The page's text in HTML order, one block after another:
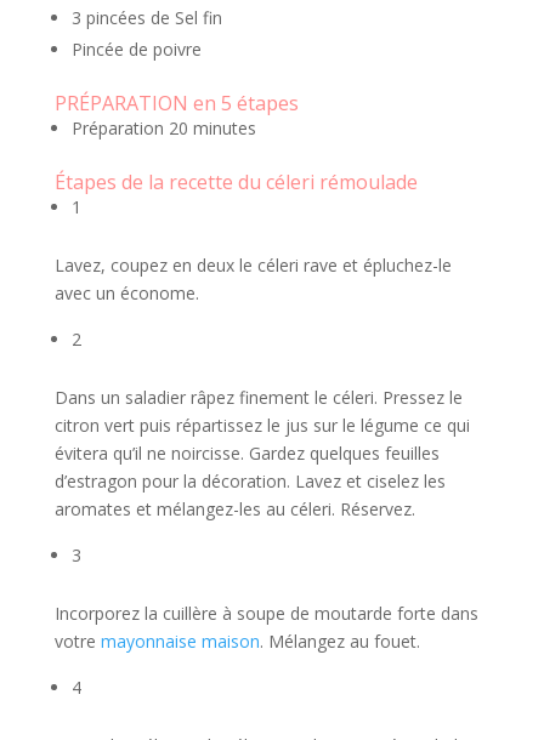
3 pincées de Sel fin
Pincée de poivre
PRÉPARATION en 5 étapes
Préparation 20 minutes
Étapes de la recette du céleri rémoulade
1
Lavez, coupez en deux le céleri rave et épluchez-le
avec un économe.
2
Dans un saladier râpez finement le céleri. Pressez le
citron vert puis répartissez le jus sur le légume ce qui
évitera qu’il ne noircisse. Gardez quelques feuilles
d’estragon pour la décoration. Lavez et ciselez les
aromates et mélangez-les au céleri. Réservez.
3
Incorporez la cuillère à soupe de moutarde forte dans
votre mayonnaise maison. Mélangez au fouet.
4